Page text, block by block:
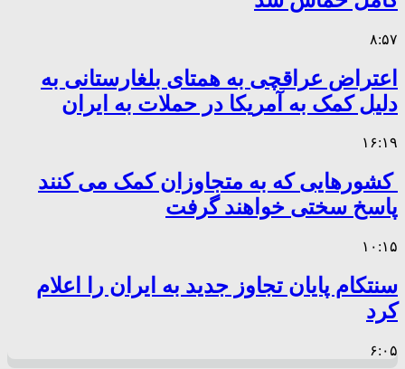
۸:۵۷
اعتراض عراقچی به همتای بلغارستانی به
دلیل کمک به آمریکا در حملات به ایران
۱۶:۱۹
کشورهایی که به متجاوزان کمک می کنند
پاسخ سختی خواهند گرفت
۱۰:۱۵
سنتکام پایان تجاوز جدید به ایران را اعلام
کرد
۶:۰۵